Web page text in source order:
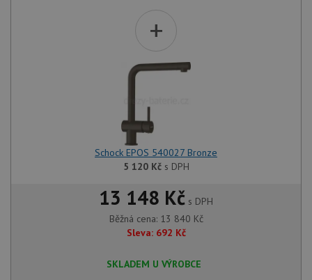
+
Schock EPOS 540027 Bronze
5 120 Kčs DPH
13 148 Kč s DPH
Běžná cena: 13 840 Kč
Sleva: 692 Kč
SKLADEM U VÝROBCE